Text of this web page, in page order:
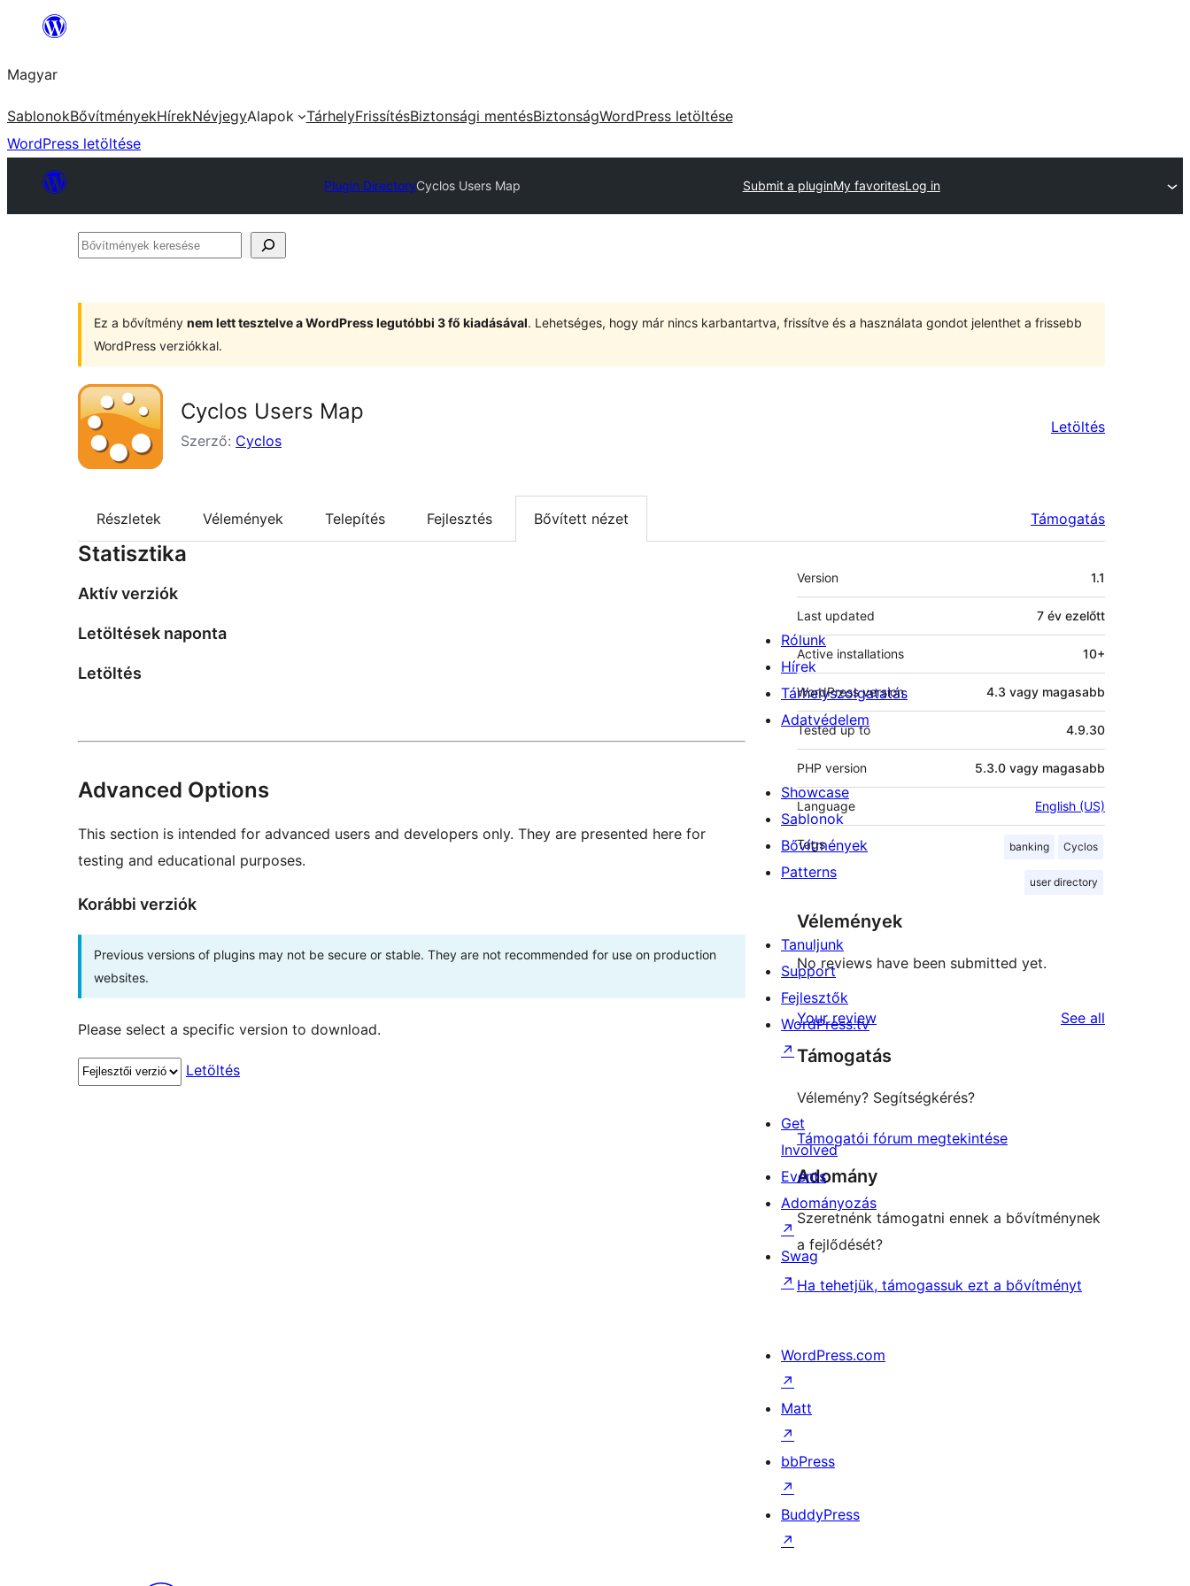
Ugrás
tartalomhoz
Magyar
SablonokBővítményekHírekNévjegyAlapok TárhelyFrissítésBiztonsági mentésBiztonságWordPress letöltése
WordPress letöltése
Plugin DirectoryCyclos Users Map Submit a pluginMy favoritesLog in
Bővítmények
Ez a bővítmény nem lett tesztelve a WordPress legutóbbi 3 fő kiadásával. Lehetséges, hogy már nincs karbantartva, frissítve és a használata gondot jelenthet a frissebb
WordPress verziókkal.
Cyclos Users Map
Szerző: Cyclos
Letöltés
Részletek Vélemények Telepítés Fejlesztés Bővített nézet Támogatás
Statisztika
Aktív verziók
Letöltések naponta
Letöltés
Advanced Options
This section is intended for advanced users and developers only. They are presented here for
testing and educational purposes.
Korábbi verziók
Previous versions of plugins may not be secure or stable. They are not recommended for use on production
websites.
Please select a specific version to download.
Letöltés
Meta
Version 1.1
Last updated 7 év ezelőtt
Active installations 10+
WordPress version 4.3 vagy magasabb
Tested up to 4.9.30
PHP version 5.3.0 vagy magasabb
Language English (US)
Tags banking Cyclos
user directory
Vélemények
No reviews have been submitted yet.
Your review See all
Támogatás
Vélemény? Segítségkérés?
Támogatói fórum megtekintése
Adomány
Szeretnénk támogatni ennek a bővítménynek
a fejlődését?
Ha tehetjük, támogassuk ezt a bővítményt
Rólunk
Hírek
Tárhelyszolgatatás
Adatvédelem
Showcase
Sablonok
Bővítmények
Patterns
Tanuljunk
Support
Fejlesztők
WordPress.tv
↗
Get
Involved
Events
Adományozás
↗
Swag
↗
WordPress.com
↗
Matt
↗
bbPress
↗
BuddyPress
↗